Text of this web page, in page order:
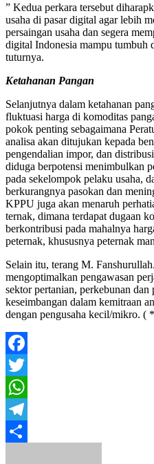
” Kedua perkara tersebut
usaha di pasar digital agar lebih
persaingan usaha dan segera
digital Indonesia mampu tumbuh
tuturnya.
Ketahanan Pangan
Selanjutnya dalam ketahanan
fluktuasi harga di komoditas
pokok penting sebagaimana
analisa akan ditujukan kepada
pengendalian impor, dan
diduga berpotensi menimbulkan
pada sekelompok pelaku usaha,
berkurangnya pasokan dan
KPPU juga akan menaruh
ternak, dimana terdapat dugaan
berkontribusi pada mahalnya
peternak, khususnya peternak
Selain itu, terang M.
mengoptimalkan pengawasan
sektor pertanian, perkebunan dan
keseimbangan dalam kemitraan
dengan pengusaha kecil/mikro. (
Facebook
Twitter
WhatsApp
Telegram